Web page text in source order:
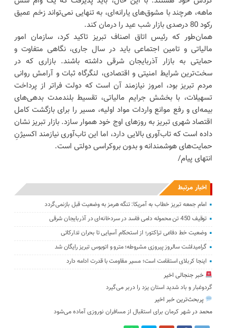
ماهه، هرچند با مشوق‌های یارانه‌ای، به تنهایی نمی‌تواند زخم عمیق
رکود 80 درصدی بازار شب عید را درمان کند.
همان‌طور که رئیس اتاق اصناف تبریز تاکید کرد، سازمان امور
مالیاتی و تامین اجتماعی باید در سال جاری، نگاهی متفاوت و
حمایتی به بازار آذربایجان شرقی داشته باشند. بازاری که در
سخت‌ترین شرایط امنیتی و اقتصادی، لنگرگاه ثبات و آرامش روانی
مردم تبریز بود، امروز نیازمند آن است که دولت فراتر از پرداخت
تسهیلات، با بخشش جرایم مالیاتی، تقسیط بلندمدت بدهی‌های
بیمه‌ای و رفع موانع واردات مواد اولیه، مسیر را برای بازگشت کامل
اقتصاد شهری تبریز به روزهای اوج خود هموار سازد. بازار تبریز نشان
داده است که تاب‌آوری بالایی دارد، اما این تاب‌آوری نیازمند اکسیژنِ
حمایت‌های هوشمندانه و بدون بروکراسی دولتی است.
انتهای پیام/
اخبار مرتبط
امام جمعه تبریز خطاب به آمریکا: تنگه هرمز به وضعیت قبل بازنمی‌گردد
توقیف 450 تن محموله دامی فاسد در سردخانه‌ای در آذربایجان شرقی
وضعیت خط دفاعی تراکتور؛ از استحکام آسیایی تا بحران تدارکاتی
گرامیداشت سالروز پیروزی مشروطه؛ مترو و اتوبوس تبریز رایگان شد
اینجا کربلای استقامت است؛ مسیر مقاومت با قدرت ادامه دارد
خبر جنجالی اخیر
گردوغبار و باد شدید استان یزد را دربر می‌گیرد
پربحث‌ترین خبر اخیر
محمد درشهر کرمان برای استقبال از مسافران نوروزی آماده می‌شود